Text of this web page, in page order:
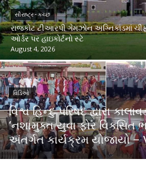
સૌરાષ્ટ્ર - કચ્છ
રાજકોટ ટીઆરપી ગેમઝોન અગ્નિકાંડમાં
ઓર્ડર પર હાઇકોર્ટનો સ્ટે
August 4, 2026
વિડિઓ
વિશ્વ હિન્દુ પરિષદ દ્વારા
‘નશામુક્ત યુવા ફોર વિકસિત
અંતર્ગત કાર્યક્રમ યોજાયો –